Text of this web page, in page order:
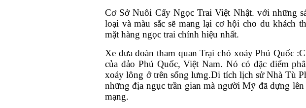
Cơ Sở Nuôi Cấy Ngọc Trai Việt Nhật. với những
loại và màu sắc sẽ mang lại cơ hội cho du khách
mặt hàng ngọc trai chính hiệu nhất.
Xe đưa đoàn tham quan Trại chó xoáy Phú Quốc
của đảo Phú Quốc, Việt Nam. Nó có đặc điểm
xoáy lông ở trên sống lưng.Di tích lịch sử Nhà Tù
những địa ngục trần gian mà người Mỹ đã dựng
mạng.